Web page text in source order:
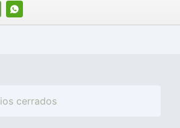
WHATSAPP
cerrados